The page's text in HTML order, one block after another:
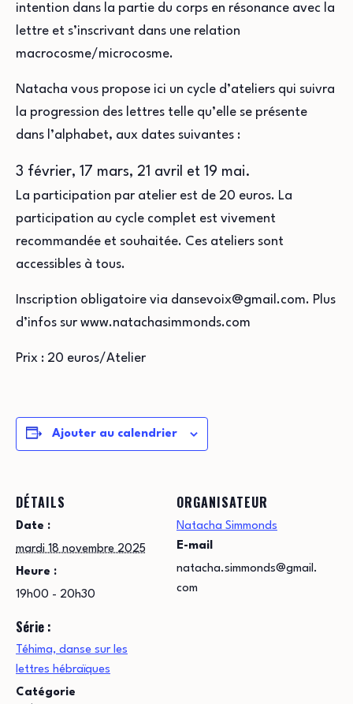
intention dans la partie du corps en résonance avec la
lettre et s’inscrivant dans une relation
macrocosme/microcosme.
Natacha vous propose ici un cycle d’ateliers qui suivra
la progression des lettres telle qu’elle se présente
dans l’alphabet, aux dates suivantes :
3 février, 17 mars, 21 avril et 19 mai.
La participation par atelier est de 20 euros. La
participation au cycle complet est vivement
recommandée et souhaitée. Ces ateliers sont
accessibles à tous.
Inscription obligatoire via dansevoix@gmail.com. Plus
d’infos sur www.natachasimmonds.com
Prix : 20 euros/Atelier
Ajouter au calendrier
DÉTAILS
Date :
mardi 18 novembre 2025
Heure :
19h00 - 20h30
Série :
Téhima, danse sur les
lettres hébraïques
Catégorie
ORGANISATEUR
Natacha Simmonds
E-mail
natacha.simmonds@gmail.
com